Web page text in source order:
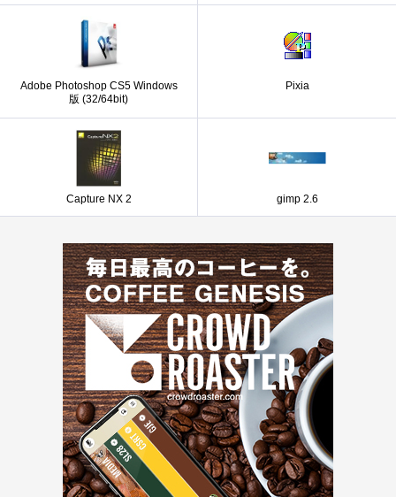
Adobe Photoshop CS5 Windows
版 (32/64bit)
Pixia
Capture NX 2 gimp 2.6